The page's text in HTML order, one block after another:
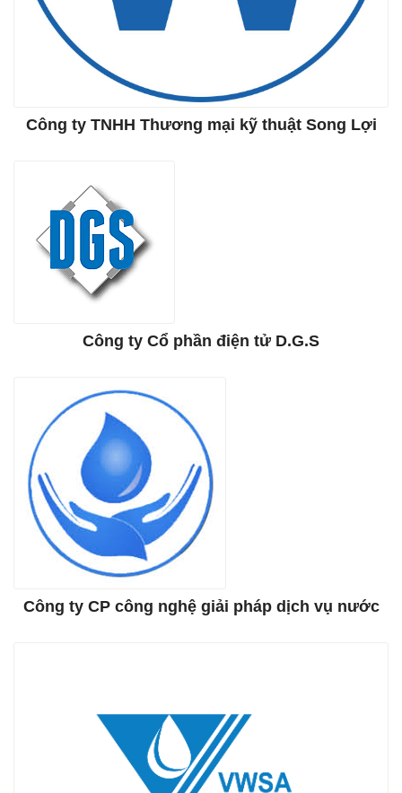
Công ty TNHH Thương mại kỹ thuật Song Lợi
Công ty Cổ phần điện tử D.G.S
Công ty CP công nghệ giải pháp dịch vụ nước